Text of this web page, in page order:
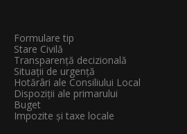
Formulare tip
Stare Civilă
Transparenţă decizională
Situații de urgență
Hotărâri ale Consiliului Local
Dispoziții ale primarului
Buget
Impozite și taxe locale